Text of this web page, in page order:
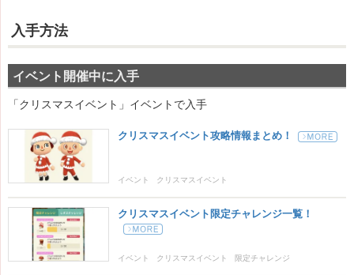
入手方法
イベント開催中に入手
「クリスマスイベント」イベントで入手
クリスマスイベント攻略情報まとめ！
イベント クリスマスイベント
クリスマスイベント限定チャレンジ一覧！
イベント クリスマスイベント 限定チャレンジ